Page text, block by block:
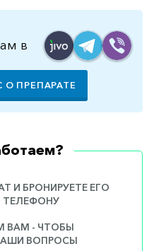
в
О ПРЕПАРАТЕ
И БРОНИРУЕТЕ ЕГО
ТЕЛЕФОНУ
ВАМ - ЧТОБЫ
ВОПРОСЫ